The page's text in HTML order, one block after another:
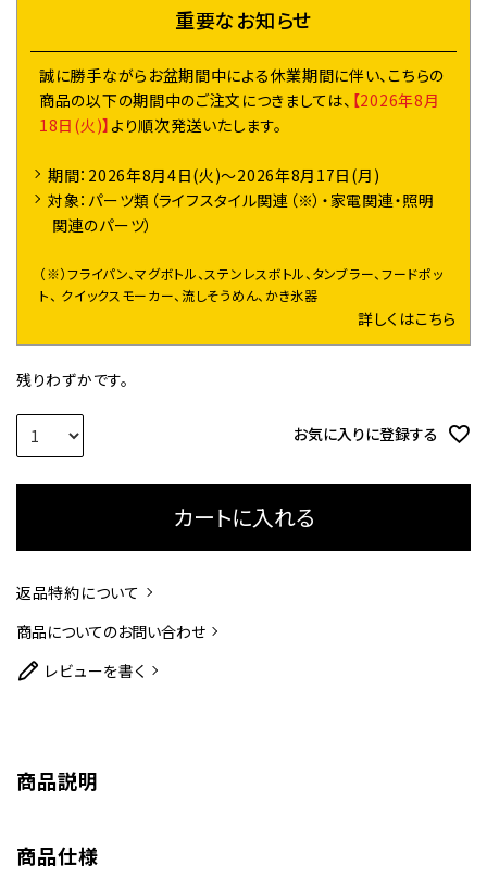
重要なお知らせ
誠に勝手ながらお盆期間中による休業期間に伴い、こちらの
商品の以下の期間中のご注文につきましては、 【2026年8月
18日(火)】 より順次発送いたします。
期間：2026年8月4日(火)～2026年8月17日(月)
対象：パーツ類（ライフスタイル関連（※）・家電関連・照明
関連のパーツ）
（※）フライパン、マグボトル、ステンレスボトル、タンブラー、フードポッ
ト、 クイックスモーカー、流しそうめん、かき氷器
詳しくはこちら
残りわずかです。
お気に入りに登録する
カートに入れる
返品特約について
商品についてのお問い合わせ
レビューを書く
商品説明
商品仕様